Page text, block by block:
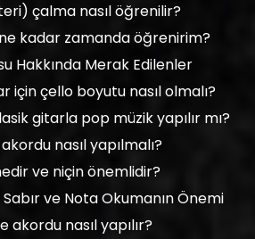
çalma nasıl öğrenilir?
kadar zamanda öğrenirim?
Hakkında Merak Edilenler
için çello boyutu nasıl olmalı?
gitarla pop müzik yapılır mı?
nasıl yapılmalı?
ve niçin önemlidir?
ve Nota Okumanın Önemi
akordu nasıl yapılır?